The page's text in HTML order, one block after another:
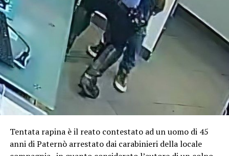
Tentata rapina è il reato contestato ad un uomo di 45
anni di Paternò arrestato dai carabinieri della locale